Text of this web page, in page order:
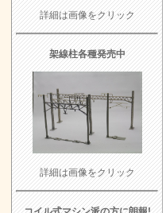
詳細は画像をクリック
架線柱各種発売中
詳細は画像をクリック